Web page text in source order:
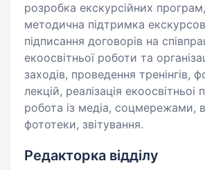
розробка екскурсійних
методична підтримка
підписання договорів на
екоосвітньої роботи та
заходів, проведення тренінгів,
лекцій, реалізація екоосвітньоі
робота із медіа, соцмережами,
фототеки, звітування.
Редакторка відділу